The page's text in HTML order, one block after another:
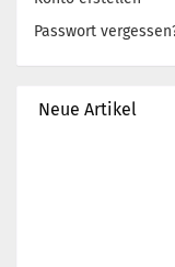
Passwort
Neue Artikel